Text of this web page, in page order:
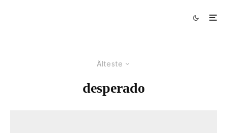
Älteste
desperado